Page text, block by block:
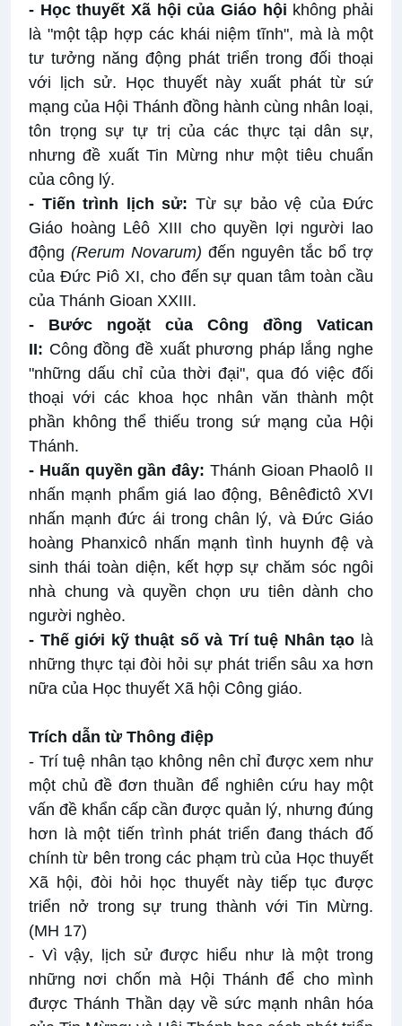
- Học thuyết Xã hội của Giáo hội không phải
là "một tập hợp các khái niệm tĩnh", mà là một
tư tưởng năng động phát triển trong đối thoại
với lịch sử. Học thuyết này xuất phát từ sứ
mạng của Hội Thánh đồng hành cùng nhân loại,
tôn trọng sự tự trị của các thực tại dân sự,
nhưng đề xuất Tin Mừng như một tiêu chuẩn
của công lý.
- Tiến trình lịch sử: Từ sự bảo vệ của Đức
Giáo hoàng Lêô XIII cho quyền lợi người lao
động (Rerum Novarum) đến nguyên tắc bổ trợ
của Đức Piô XI, cho đến sự quan tâm toàn cầu
của Thánh Gioan XXIII.
- Bước ngoặt của Công đồng Vatican
II: Công đồng đề xuất phương pháp lắng nghe
"những dấu chỉ của thời đại", qua đó việc đối
thoại với các khoa học nhân văn thành một
phần không thể thiếu trong sứ mạng của Hội
Thánh.
- Huấn quyền gần đây: Thánh Gioan Phaolô II
nhấn mạnh phẩm giá lao động, Bênêđictô XVI
nhấn mạnh đức ái trong chân lý, và Đức Giáo
hoàng Phanxicô nhấn mạnh tình huynh đệ và
sinh thái toàn diện, kết hợp sự chăm sóc ngôi
nhà chung và quyền chọn ưu tiên dành cho
người nghèo.
- Thế giới kỹ thuật số và Trí tuệ Nhân tạo là
những thực tại đòi hỏi sự phát triển sâu xa hơn
nữa của Học thuyết Xã hội Công giáo.
Trích dẫn từ Thông điệp
- Trí tuệ nhân tạo không nên chỉ được xem như
một chủ đề đơn thuần để nghiên cứu hay một
vấn đề khẩn cấp cần được quản lý, nhưng đúng
hơn là một tiến trình phát triển đang thách đố
chính từ bên trong các phạm trù của Học thuyết
Xã hội, đòi hỏi học thuyết này tiếp tục được
triển nở trong sự trung thành với Tin Mừng.
(MH 17)
- Vì vậy, lịch sử được hiểu như là một trong
những nơi chốn mà Hội Thánh để cho mình
được Thánh Thần dạy về sức mạnh nhân hóa